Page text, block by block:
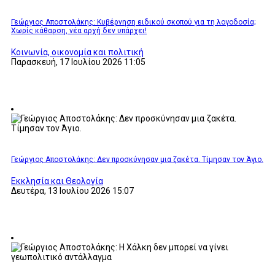
Γεώργιος Αποστολάκης: Κυβέρνηση ειδικού σκοπού για τη λογοδοσία;
Χωρίς κάθαρση, νέα αρχή δεν υπάρχει!
Κοινωνία, οικονομία και πολιτική
Παρασκευή, 17 Ιουλίου 2026 11:05
Γεώργιος Αποστολάκης: Δεν προσκύνησαν μια ζακέτα. Τίμησαν τον Άγιο.
Εκκλησία και Θεολογία
Δευτέρα, 13 Ιουλίου 2026 15:07